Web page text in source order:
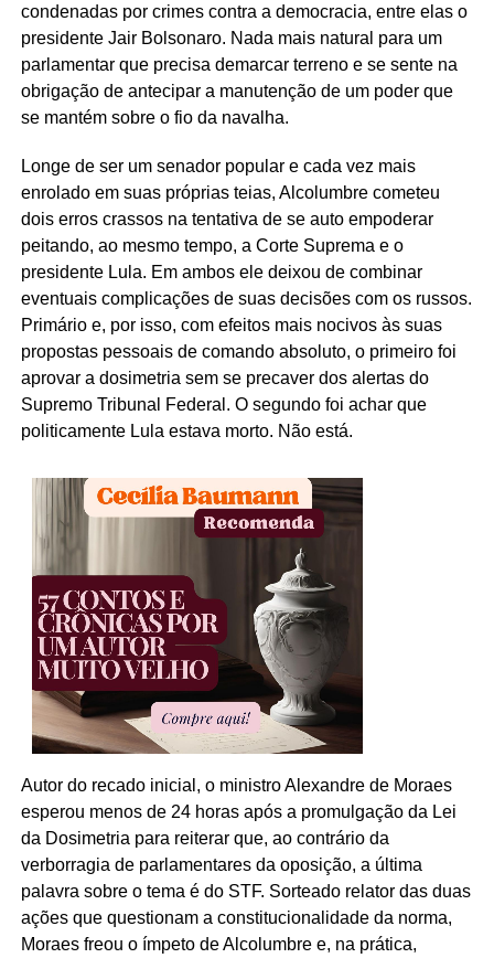
condenadas por crimes contra a democracia, entre elas o
presidente Jair Bolsonaro. Nada mais natural para um
parlamentar que precisa demarcar terreno e se sente na
obrigação de antecipar a manutenção de um poder que
se mantém sobre o fio da navalha.
Longe de ser um senador popular e cada vez mais
enrolado em suas próprias teias, Alcolumbre cometeu
dois erros crassos na tentativa de se auto empoderar
peitando, ao mesmo tempo, a Corte Suprema e o
presidente Lula. Em ambos ele deixou de combinar
eventuais complicações de suas decisões com os russos.
Primário e, por isso, com efeitos mais nocivos às suas
propostas pessoais de comando absoluto, o primeiro foi
aprovar a dosimetria sem se precaver dos alertas do
Supremo Tribunal Federal. O segundo foi achar que
politicamente Lula estava morto. Não está.
Autor do recado inicial, o ministro Alexandre de Moraes
esperou menos de 24 horas após a promulgação da Lei
da Dosimetria para reiterar que, ao contrário da
verborragia de parlamentares da oposição, a última
palavra sobre o tema é do STF. Sorteado relator das duas
ações que questionam a constitucionalidade da norma,
Moraes freou o ímpeto de Alcolumbre e, na prática,